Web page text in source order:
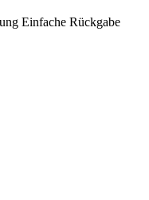
Einfache Rückgabe